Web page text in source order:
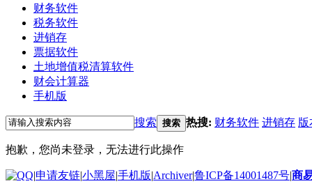
财务软件
税务软件
进销存
票据软件
土地增值税清算软件
财会计算器
手机版
搜索 搜索 热搜: 财务软件 进销存 版
抱歉，您尚未登录，无法进行此操作
|申请友链|小黑屋|手机版|Archiver|鲁ICP备14001487号|商